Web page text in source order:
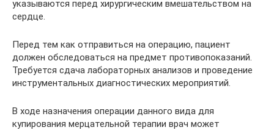
указываются перед хирургическим вмешательством на
сердце.
Перед тем как отправиться на операцию, пациент
должен обследоваться на предмет противопоказаний.
Требуется сдача лабораторных анализов и проведение
инструментальных диагностических мероприятий.
В ходе назначения операции данного вида для
купирования мерцательной терапии врач может